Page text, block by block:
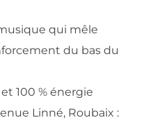
qui mêle
du bas du
100 % énergie
Linné, Roubaix :